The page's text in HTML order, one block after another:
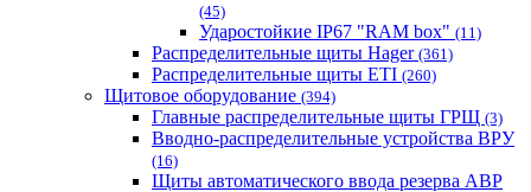
(45)
Ударостойкие IP67 "RAM box" (11)
Распределительные щиты Hager (361)
Распределительные щиты ETI (260)
Щитовое оборудование (394)
Главные распределительные щиты ГРЩ (3)
Вводно-распределительные устройства ВРУ
(16)
Щиты автоматического ввода резерва АВР